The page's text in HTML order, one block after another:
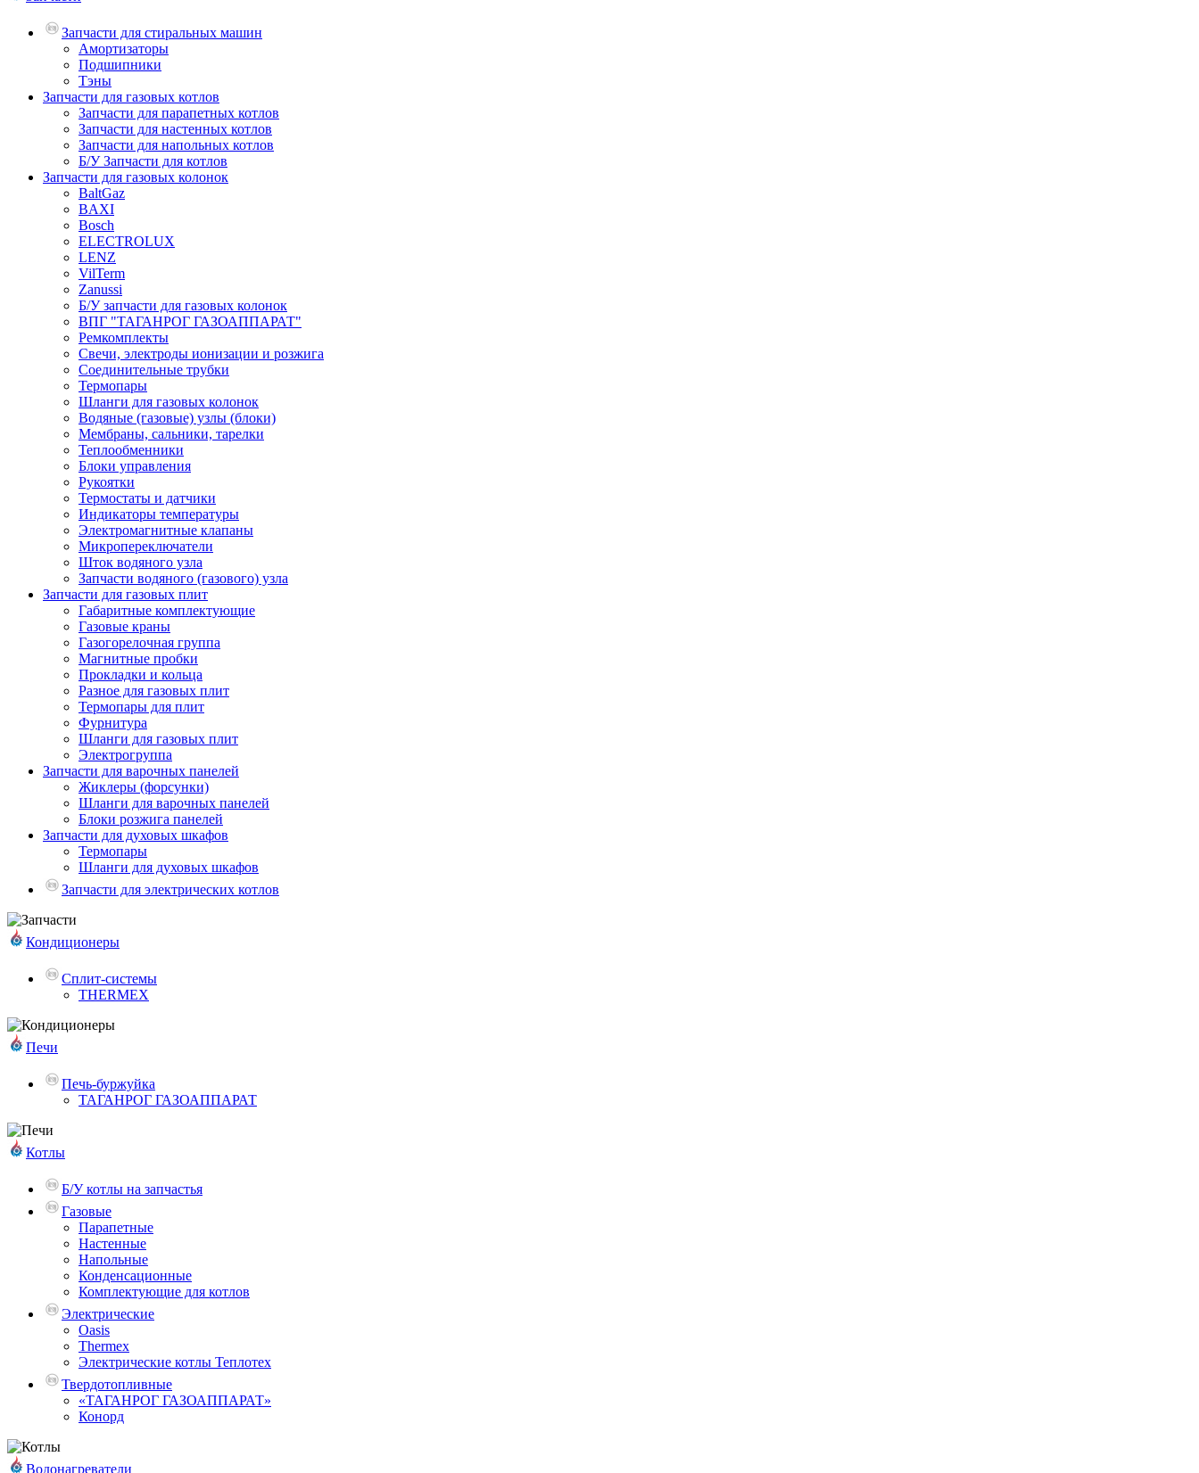
Запчасти для стиральных машин
Амортизаторы
Подшипники
Тэны
Запчасти для газовых котлов
Запчасти для парапетных котлов
Запчасти для настенных котлов
Запчасти для напольных котлов
Б/У Запчасти для котлов
Запчасти для газовых колонок
BaltGaz
BAXI
Bosch
ELECTROLUX
LENZ
VilTerm
Zanussi
Б/У запчасти для газовых колонок
ВПГ "ТАГАНРОГ ГАЗОАППАРАТ"
Ремкомплекты
Свечи, электроды ионизации и розжига
Соединительные трубки
Термопары
Шланги для газовых колонок
Водяные (газовые) узлы (блоки)
Мембраны, сальники, тарелки
Теплообменники
Блоки управления
Рукоятки
Термостаты и датчики
Индикаторы температуры
Электромагнитные клапаны
Микропереключатели
Шток водяного узла
Запчасти водяного (газового) узла
Запчасти для газовых плит
Габаритные комплектующие
Газовые краны
Газогорелочная группа
Магнитные пробки
Прокладки и кольца
Разное для газовых плит
Термопары для плит
Фурнитура
Шланги для газовых плит
Электрогруппа
Запчасти для варочных панелей
Жиклеры (форсунки)
Шланги для варочных панелей
Блоки розжига панелей
Запчасти для духовых шкафов
Термопары
Шланги для духовых шкафов
Запчасти для электрических котлов
Кондиционеры
Сплит-системы
THERMEX
Печи
Печь-буржуйка
ТАГАНРОГ ГАЗОАППАРАТ
Котлы
Б/У котлы на запчастья
Газовые
Парапетные
Настенные
Напольные
Конденсационные
Комплектующие для котлов
Электрические
Oasis
Thermex
Электрические котлы Теплотех
Твердотопливные
«ТАГАНРОГ ГАЗОАППАРАТ»
Конорд
Водонагреватели